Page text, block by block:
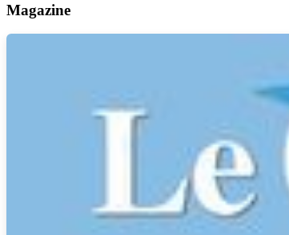
Magazine